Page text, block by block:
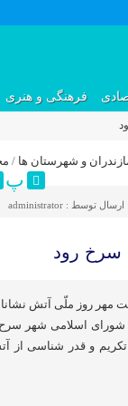
فرهنگی و هنری
و شهرستان ها /
پ
ارسال توسط : administrator
سرخ رود
مهر روز ملّی آتش
اسلامی شهر سرح
و قدر شناسی از